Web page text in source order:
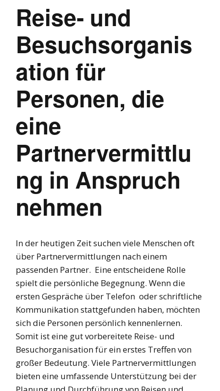
Reise- und
Besuchsorganis
ation für
Personen, die
eine
Partnervermittlu
ng in Anspruch
nehmen
In der heutigen Zeit suchen viele Menschen oft
über Partnervermittlungen nach einem
passenden Partner. Eine entscheidene Rolle
spielt die persönliche Begegnung. Wenn die
ersten Gespräche über Telefon oder schriftliche
Kommunikation stattgefunden haben, möchten
sich die Personen persönlich kennenlernen.
Somit ist eine gut vorbereitete Reise- und
Besuchorganisation für ein erstes Treffen von
großer Bedeutung. Viele Partnervermittlungen
bieten eine umfassende Unterstützung bei der